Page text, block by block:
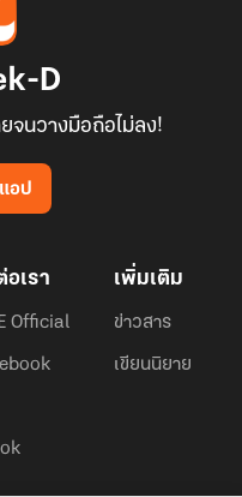
D
จนวางมือถือไม่ลง!
อป
เรา
Official
เพิ่มเติม
ข่าวสาร
เขียนนิยาย